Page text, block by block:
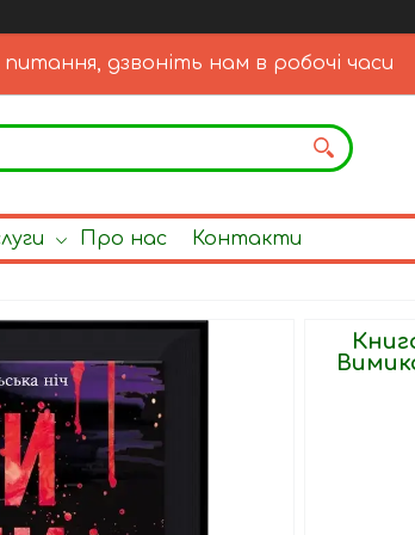
дзвоніть нам в робочі часи
Про нас Контакти